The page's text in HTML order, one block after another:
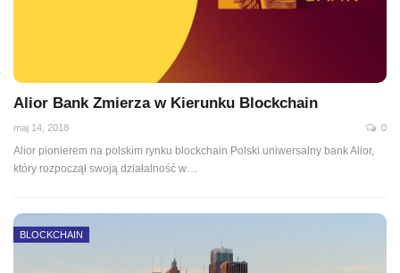
Alior Bank Zmierza w Kierunku Blockchain
maj 14, 2018 0
Alior pionierem na polskim rynku blockchain Polski uniwersalny bank Alior,
który rozpoczął swoją działalność w…
BLOCKCHAIN